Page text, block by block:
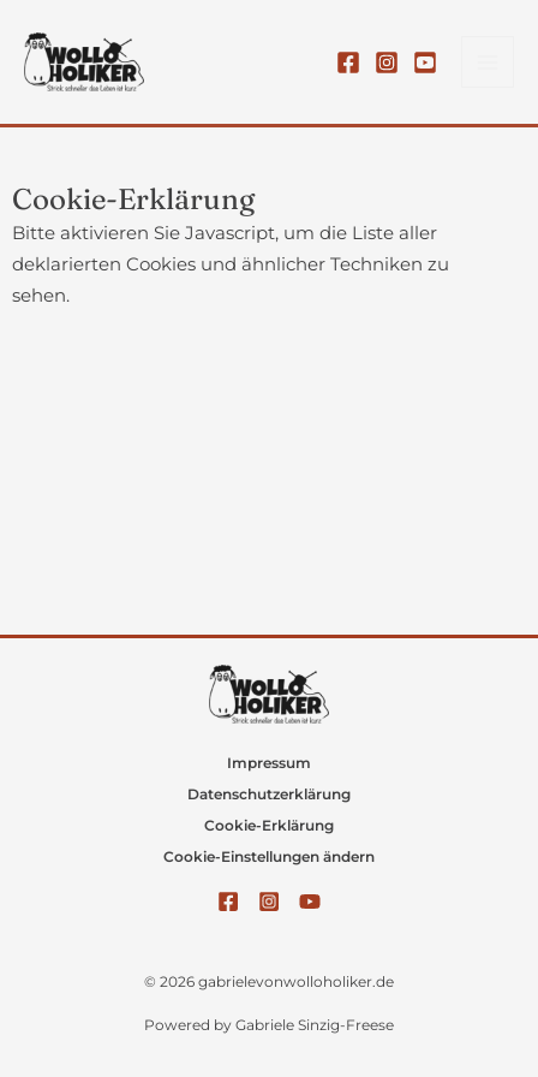
Inhalt
springen
Cookie-Erklärung
Bitte aktivieren Sie Javascript, um die Liste aller
deklarierten Cookies und ähnlicher Techniken zu
sehen.
Impressum
Datenschutzerklärung
Cookie-Erklärung
Cookie-Einstellungen ändern
© 2026 gabrielevonwolloholiker.de
Powered by Gabriele Sinzig-Freese